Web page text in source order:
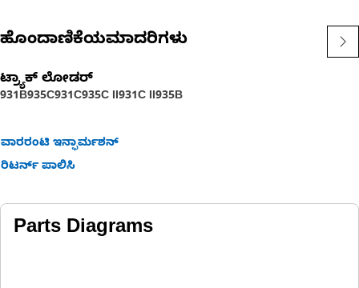
ಹೊಂದಾಣಿಕೆಯಮಾದರಿಗಳು
ಟ್ರ್ಯಾಕ್ ಲೋಡರ್
931B935C931C935C II931C II935B
ವಾರರಂಟಿ ಇನ್ಫಾರ್ಮಶನ್
ರಿಟರ್ನ್ ಪಾಲಿಸಿ
Parts Diagrams